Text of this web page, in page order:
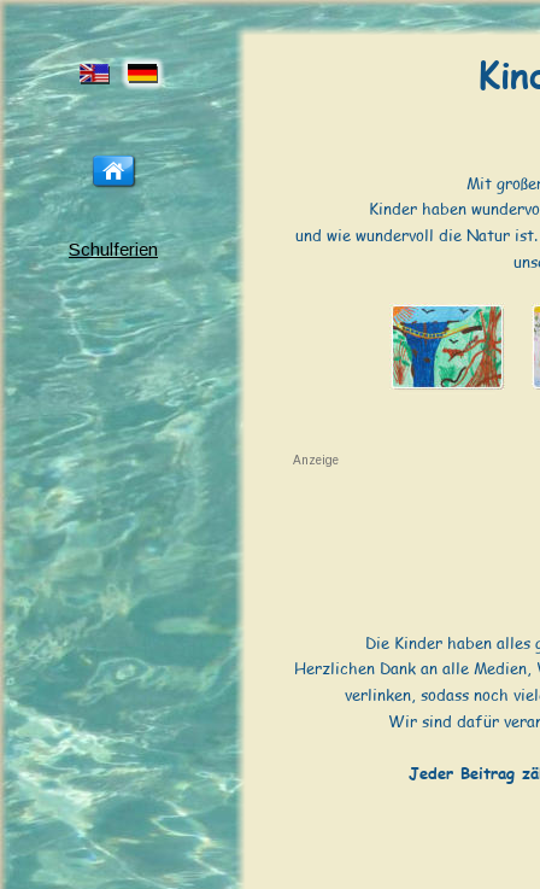
Mit
Kinder haben
und wie wundervoll die Natur
Die Kinder haben
Herzlichen Dank an alle
verlinken, sodass noch
Wir sind dafür
Jeder Beitrag
Anzeige
Schulferien